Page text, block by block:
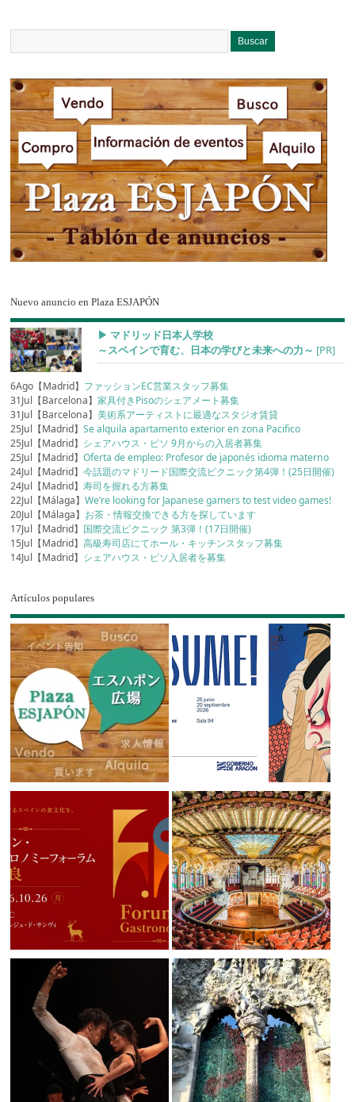
Nuevo anuncio en Plaza ESJAPÓN
▶︎ マドリッド日本人学校
～スペインで育む、日本の学びと未来への力～ [PR]
6Ago【Madrid】 ファッションEC営業スタッフ募集
31Jul【Barcelona】家具付きPisoのシェアメート募集
31Jul【Barcelona】美術系アーティストに最適なスタジオ賃貸
25Jul【Madrid】Se alquila apartamento exterior en zona Pacifico
25Jul【Madrid】 シェアハウス・ピソ 9月からの入居者募集
25Jul【Madrid】Oferta de empleo: Profesor de japonés idioma materno
24Jul【Madrid】今話題のマドリード国際交流ピクニック第4弾！(25日開催)
24Jul【Madrid】寿司を握れる方募集
22Jul【Málaga】We’re looking for Japanese gamers to test video games!
20Jul【Málaga】 お茶・情報交換できる方を探しています
17Jul【Madrid】 国際交流ピクニック 第3弾！(17日開催)
15Jul【Madrid】高級寿司店にてホール・キッチンスタッフ募集
14Jul【Madrid】 シェアハウス・ピソ入居者を募集
Artículos populares